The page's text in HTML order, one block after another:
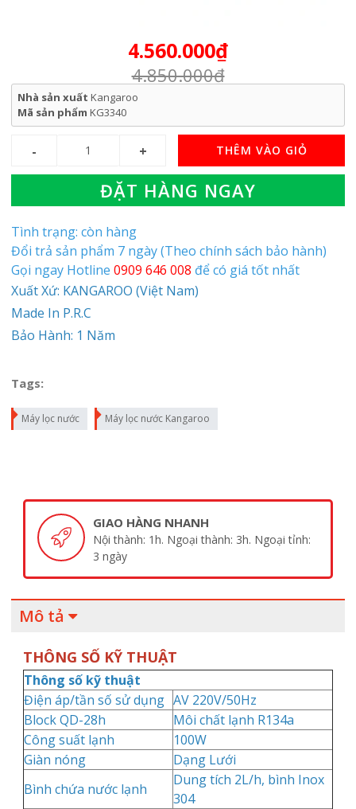
4.560.000₫
4.850.000₫
Nhà sản xuất Kangaroo
Mã sản phẩm KG3340
THÊM VÀO GIỎ
ĐẶT HÀNG NGAY
Tình trạng: còn hàng
Đổi trả sản phẩm 7 ngày (Theo chính sách bảo hành)
Gọi ngay Hotline 0909 646 008 để có giá tốt nhất
Xuất Xứ: KANGAROO (Việt Nam)
Made In P.R.C
Bảo Hành: 1 Năm
Tags:
Máy lọc nước Máy lọc nước Kangaroo
thành: 3h. Ngoại tỉnh: Cam kết sản phẩm
Mô tả
THÔNG SỐ KỸ THUẬT
Thông số kỹ thuật
Điện áp/tần số sử dụng AV 220V/50Hz
Block QD-28h
Môi chất lạnh R134a
Công suất lạnh
100W
Giàn nóng
Dạng Lưới
Bình chứa nước lạnh
Dung tích 2L/h, bình Inox
304